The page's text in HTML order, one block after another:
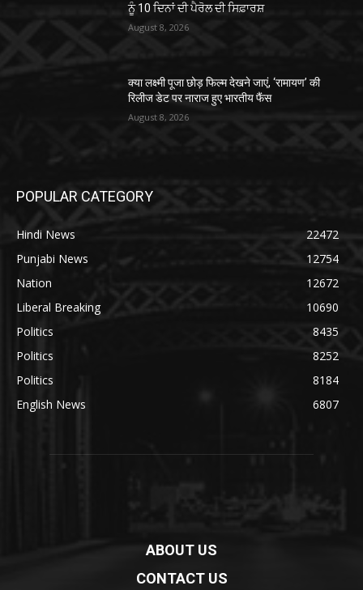
ਨੂੰ 10 ਦਿਨਾਂ ਦੀ ਪੈਰੋਲ ਦੀ ਸਿਫ਼ਾਰਸ਼
August 8, 2026
क्या लक्ष्मी पूजा छोड़ फिल्म देखने जाएं, ‘रामायण’ की
रिलीज डेट पर नाराज हुए भारतीय फैंस
August 8, 2026
POPULAR CATEGORY
Hindi News
22472
Punjabi News
12754
Nation
12672
Liberal Breaking
10690
Politics
8435
Politics
8252
Politics
8184
English News
6807
ABOUT US
CONTACT US